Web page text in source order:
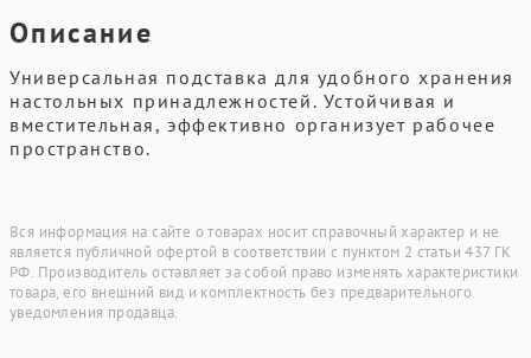
Описание
Универсальная подставка для удобного хранения
настольных принадлежностей. Устойчивая и
вместительная, эффективно организует рабочее
пространство.
Вся информация на сайте о товарах носит справочный характер и не
является публичной офертой в соответствии с пунктом 2 статьи 437 ГК
РФ. Производитель оставляет за собой право изменять характеристики
товара, его внешний вид и комплектность без предварительного
уведомления продавца.